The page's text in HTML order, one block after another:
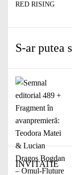
RED RISING
S-ar putea
INVITATIE